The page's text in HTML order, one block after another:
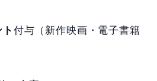
付与（新作映画・電子書籍